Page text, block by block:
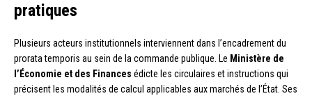
pratiques
Plusieurs acteurs institutionnels interviennent dans l’encadrement du
prorata temporis au sein de la commande publique. Le Ministère de
l’Économie et des Finances édicte les circulaires et instructions qui
précisent les modalités de calcul applicables aux marchés de l’État. Ses